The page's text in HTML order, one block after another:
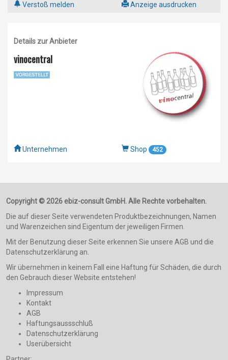
Verstoß melden Anzeige ausdrucken
Details zur Anbieter
vinocentral
Unternehmen Shop 452
Copyright © 2026 ebiz-consult GmbH. Alle Rechte vorbehalten.
Die auf dieser Seite verwendeten Produktbezeichnungen, Namen
und Warenzeichen sind Eigentum der jeweiligen Firmen.
Mit der Benutzung dieser Seite erkennen Sie unsere AGB und die
Datenschutzerklärung an.
Wir übernehmen in keinem Fall eine Haftung für Schäden, die durch
den Gebrauch dieser Website entstehen!
Impressum
Kontakt
AGB
Haftungsaussschluß
Datenschutzerklärung
Userübersicht